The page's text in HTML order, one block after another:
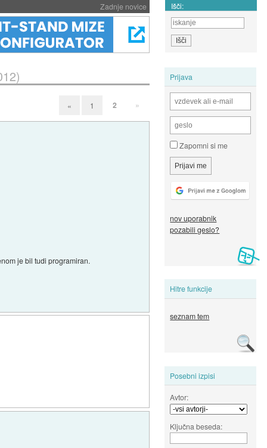
Zadnje novice Išči:
Prijava
Zapomni si me
nov uporabnik
pozabili geslo?
Hitre funkcije
seznam tem
Posebni izpisi
Avtor:
Ključna beseda:
« 1 2 »
je bil tudi programiran.